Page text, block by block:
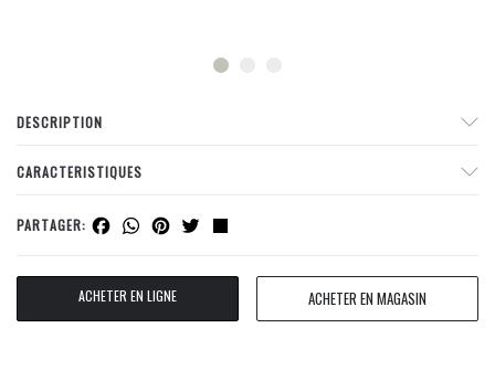
DESCRIPTION
CARACTERISTIQUES
PARTAGER: Facebook
WhatsApp
Pinterest
Twitter
ACHETER EN LIGNE ACHETER EN MAGASIN